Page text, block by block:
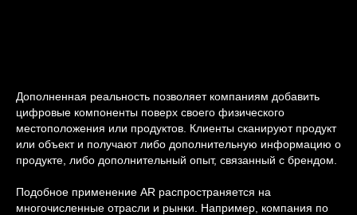
Дополненная реальность позволяет компаниям добавить
цифровые компоненты поверх своего физического
местоположения или продуктов. Клиенты сканируют продукт
или объект и получают либо дополнительную информацию о
продукте, либо дополнительный опыт, связанный с брендом.
Подобное применение AR распространяется на
многочисленные отрасли и рынки. Например, компания по